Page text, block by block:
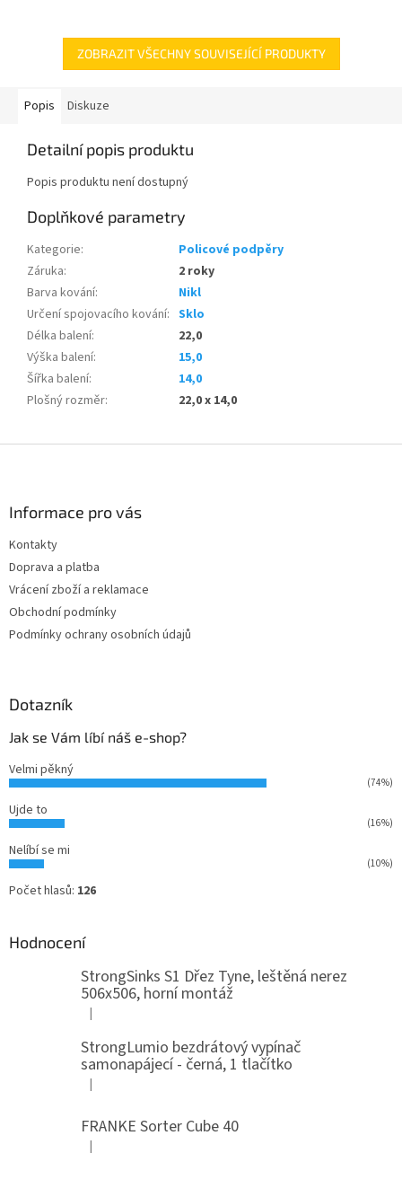
ZOBRAZIT VŠECHNY SOUVISEJÍCÍ PRODUKTY
Popis Diskuze
Detailní popis produktu
Popis produktu není dostupný
Doplňkové parametry
Kategorie:
Policové podpěry
Záruka:
2 roky
Barva kování:
Nikl
Určení spojovacího kování: Sklo
Délka balení:
22,0
Výška balení:
15,0
Šířka balení:
14,0
Plošný rozměr: 22,0 x 14,0
Informace pro vás
Kontakty
Doprava a platba
Vrácení zboží a reklamace
Obchodní podmínky
Podmínky ochrany osobních údajů
Dotazník
Jak se Vám líbí náš e-shop?
Velmi pěkný
(74%)
Ujde to
(16%)
Nelíbí se mi
(10%)
Počet hlasů: 126
Hodnocení
StrongSinks S1 Dřez Tyne, leštěná nerez
506x506, horní montáž
Hodnocení produktu je 5 z 5 hvězdiček.
|
StrongLumio bezdrátový vypínač
samonapájecí - černá, 1 tlačítko
Hodnocení produktu je 4 z 5 hvězdiček.
|
FRANKE Sorter Cube 40
Hodnocení produktu je 3 z 5 hvězdiček.
|